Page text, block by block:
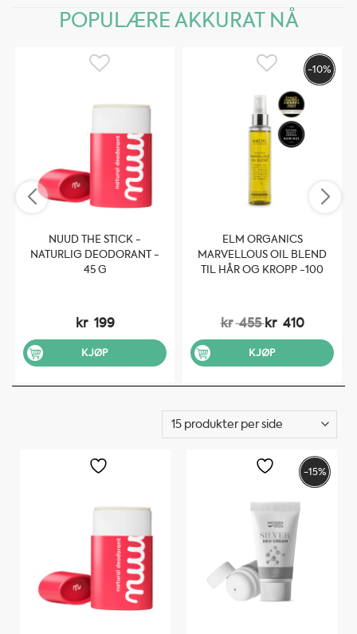
POPULÆRE AKKURAT NÅ
NUUD THE STICK -
NATURLIG DEODORANT -
45 G
kr 199
KJØP
-10%
ELM ORGANICS
MARVELLOUS OIL BLEND
TIL HÅR OG KROPP -100
kr455kr 410
KJØP
-15%